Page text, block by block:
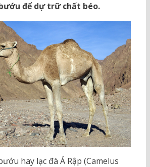
để dự trữ chất béo.
hay lạc đà Ả Rập (Camelus